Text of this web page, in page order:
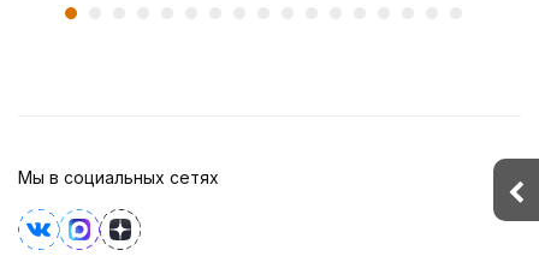
Мы в социальных сетях